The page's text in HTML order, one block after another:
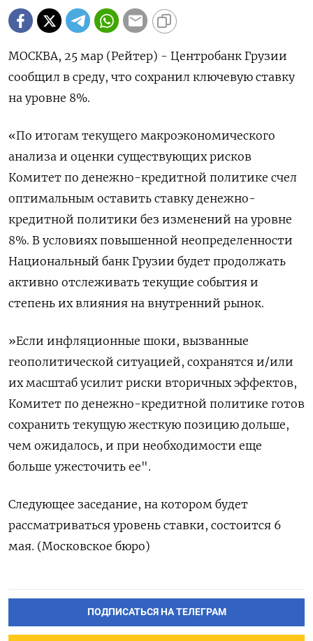
МОСКВА, 25 мар (Рейтер) - Центробанк Грузии
сообщил в среду, что сохранил ‌ключевую ставку
на уровне 8%.
«По итогам текущего макроэкономического ​
анализа ​и оценки существующих ​рисков
Комитет ⁠по ‌денежно-кредитной политике счел
оптимальным ‌оставить ставку денежно-
кредитной политики без изменений ​на уровне
8%. ‌В условиях повышенной ​неопределенности
Национальный банк Грузии будет ‌продолжать
активно отслеживать текущие события и
степень их влияния ​на ​внутренний ‌рынок.
»Если инфляционные шоки, вызванные ​
геополитической ситуацией, сохранятся и/или
их масштаб усилит риски вторичных эффектов,
Комитет по денежно-кредитной политике готов
сохранить текущую жесткую ​позицию дольше,
⁠чем ожидалось, и при необходимости еще
‌больше ужесточить ее".
Следующее ‌заседание, на котором будет ​
рассматриваться уровень ставки, состоится 6
‌мая. (Московское бюро)
ПОДПИСАТЬСЯ НА ТЕЛЕГРАМ